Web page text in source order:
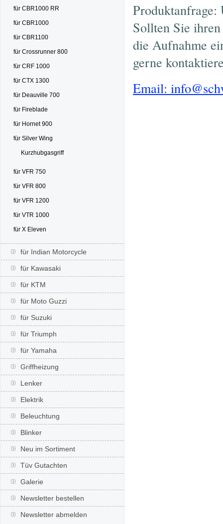
für CBR1000 RR
für CBR1000
für CBR1100
für Crossrunner 800
für CRF 1000
für CTX 1300
für Deauville 700
für Fireblade
für Hornet 900
für Silver Wing
Kurzhubgasgriff
für VFR 750
für VFR 800
für VFR 1200
für VTR 1000
für X Eleven
für Indian Motorcycle
für Kawasaki
für KTM
für Moto Guzzi
für Suzuki
für Triumph
für Yamaha
Griffheizung
Lenker
Elektrik
Beleuchtung
Blinker
Neu im Sortiment
Tüv Gutachten
Galerie
Newsletter bestellen
Newsletter abmelden
Sollten Sie
die Aufnahme
gerne
Email: